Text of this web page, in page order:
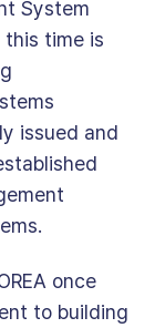
System
this time is
issued and
once
to building